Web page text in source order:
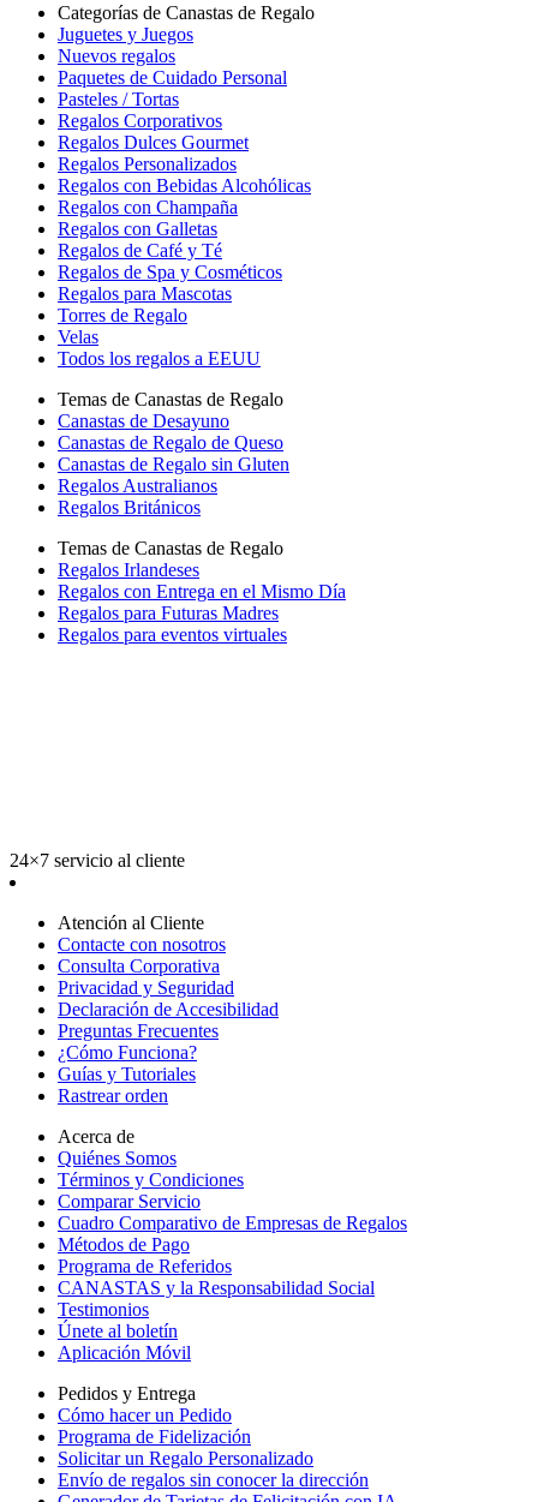
Categorías de Canastas de Regalo
Juguetes y Juegos
Nuevos regalos
Paquetes de Cuidado Personal
Pasteles / Tortas
Regalos Corporativos
Regalos Dulces Gourmet
Regalos Personalizados
Regalos con Bebidas Alcohólicas
Regalos con Champaña
Regalos con Galletas
Regalos de Café y Té
Regalos de Spa y Cosméticos
Regalos para Mascotas
Torres de Regalo
Velas
Todos los regalos a EEUU
Temas de Canastas de Regalo
Canastas de Desayuno
Canastas de Regalo de Queso
Canastas de Regalo sin Gluten
Regalos Australianos
Regalos Británicos
Temas de Canastas de Regalo
Regalos Irlandeses
Regalos con Entrega en el Mismo Día
Regalos para Futuras Madres
Regalos para eventos virtuales
24×7 servicio al cliente
Atención al Cliente
Contacte con nosotros
Consulta Corporativa
Privacidad y Seguridad
Declaración de Accesibilidad
Preguntas Frecuentes
¿Cómo Funciona?
Guías y Tutoriales
Rastrear orden
Acerca de
Quiénes Somos
Términos y Condiciones
Comparar Servicio
Cuadro Comparativo de Empresas de Regalos
Métodos de Pago
Programa de Referidos
CANASTAS y la Responsabilidad Social
Testimonios
Únete al boletín
Aplicación Móvil
Pedidos y Entrega
Cómo hacer un Pedido
Programa de Fidelización
Solicitar un Regalo Personalizado
Envío de regalos sin conocer la dirección